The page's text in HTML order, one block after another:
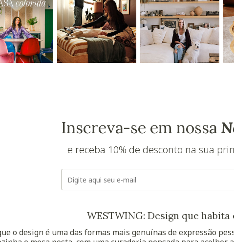
Inscreva-se em nossa
e receba 10% de desconto na sua
WESTWING: Design que habita
o design é uma das formas mais genuínas de expressão